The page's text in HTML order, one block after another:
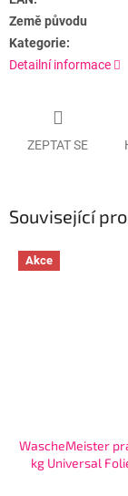
Země původu
Kategorie:
Detailní informace
ZEPTAT SE
Související
Akce
WascheMeister
kg Universal